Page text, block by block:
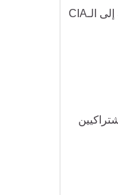
رسالة من الاستخبارات التركية إلى الـCIA